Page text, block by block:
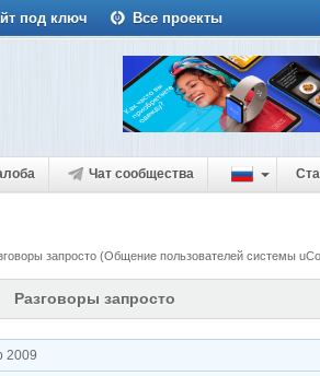
под ключ Все проекты
Чат сообщества
запросто (Общение пользователей системы
Разговоры запросто
2009